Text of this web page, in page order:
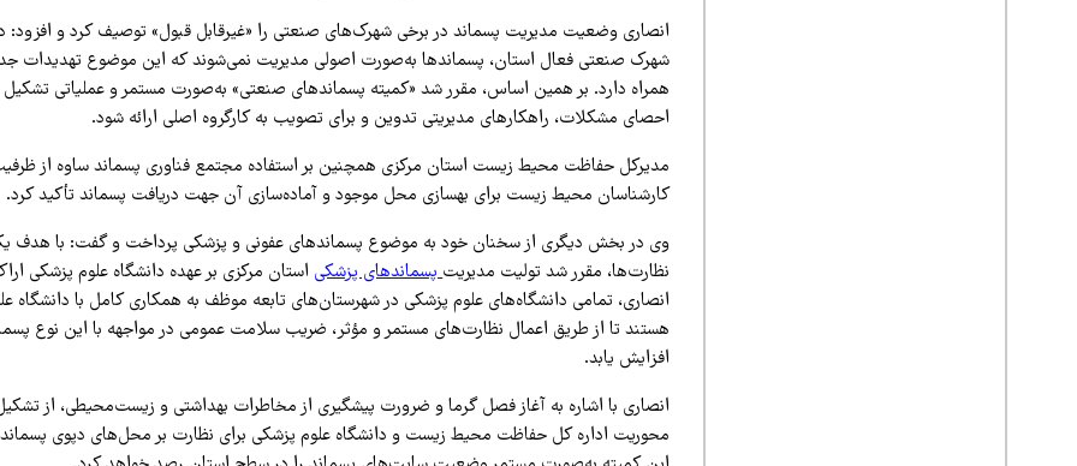
شهرک صنعتی فعال استان، پسماندها به‌صورت اصولی مدیریت نمی‌شوند که این موضوع تهدیدات
همراه دارد. بر همین اساس، مقرر شد «کمیته پسماندهای صنعتی» به‌صورت مستمر و عملیاتی
احصای مشکلات، راهکارهای مدیریتی تدوین و برای تصویب به کارگروه اصلی ارائه شود.
مدیرکل حفاظت محیط زیست استان مرکزی همچنین بر استفاده مجتمع فناوری پسماند ساوه از
کارشناسان محیط زیست برای بهسازی محل موجود و آماده‌سازی آن جهت دریافت پسماند تأکید کرد.
وی در بخش دیگری از سخنان خود به موضوع پسماندهای عفونی و پزشکی پرداخت و گفت: با هدف
نظارت‌ها، مقرر شد تولیت مدیریتپسماندهای پزشکی استان مرکزی بر عهده دانشگاه علوم پزشکی
انصاری، تمامی دانشگاه‌های علوم پزشکی در شهرستان‌های تابعه موظف به همکاری کامل با دانشگاه
هستند تا از طریق اعمال نظارت‌های مستمر و مؤثر، ضریب سلامت عمومی در مواجهه با این نوع
افزایش یابد.
انصاری با اشاره به آغاز فصل گرما و ضرورت پیشگیری از مخاطرات بهداشتی و زیست‌محیطی، از
محوریت اداره کل حفاظت محیط زیست و دانشگاه علوم پزشکی برای نظارت بر محل‌های دپوی پسماند